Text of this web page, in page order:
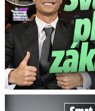
Smrt Milana Knížáka